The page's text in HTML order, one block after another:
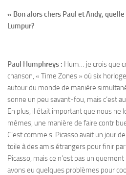
« Bon alors chers Paul et Andy,
Lumpur?
Paul Humphreys : Hum… je crois que
chanson, « Time Zones » où six
autour du monde de manière
sonne un peu savant-fou, mais c’est
En plus, il était important que nous ne
mêmes, une manière de faire
C’est comme si Picasso avait un jour
toile à des amis étrangers pour finir
Picasso, mais ce n’est pas
avons eu quelques problèmes pour